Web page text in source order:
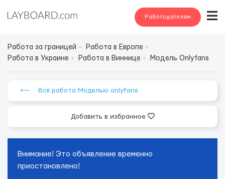
Работодателям
Работа за границей
Работа в Европе
Работа в Украине
Работа в Виннице Модель Onlyfans
⟵ Вся работа Моделью onlyfans
Добавить в избранное
Внимание! Это объявление временно
приостановлено!